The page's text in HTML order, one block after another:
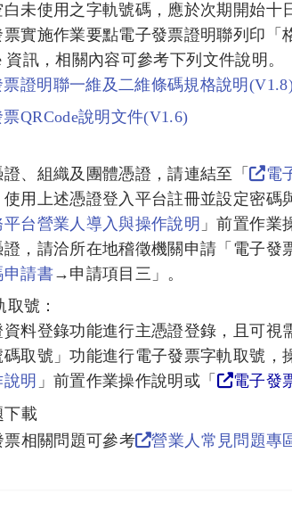
未使用之字軌號碼，應於次期開始十
實施作業要點電子發票證明聯列印
資訊，相關內容可參考下列文件說明。
票證明聯一維及二維條碼規格說明
QRCode說明文件(V1.6)
、組織及團體憑證，請連結至「
電
使用上述憑證登入平台註冊並設定密
台營業人導入與操作說明 」前置作業
，請洽所在地稽徵機關申請「電子
申請書→申請項目三」。
號：
料登錄功能進行主憑證登錄，且可
取號」功能進行電子發票字軌取號，
明 」前置作業操作說明或「 電子發
下載
相關問題可參考
營業人常見問題專